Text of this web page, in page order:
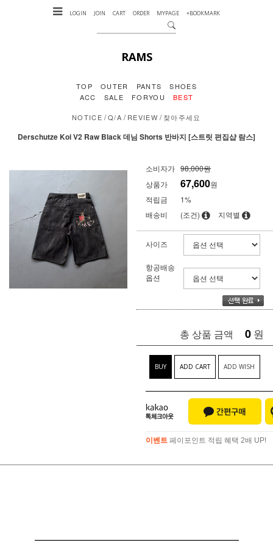
LOGIN JOIN CART ORDER MYPAGE +BOOKMARK
RAMS
TOP OUTER PANTS
SHOES
ACC
SALE FORYOU BEST
NOTICE /Q/A /REVIEW /찾아주세요
Derschutze Koi V2 Raw Black 데님 Shorts 반바지 [스트릿 편집샵 람스]
소비자가 98,000원
상품가
67,600원
적립금
1%
배송비
(조건) 지역별
사이즈
항공배송
옵션
총 상품 금액 0 원
BUY ADD CART ADD WISH
이벤트 페이포인트 적립 혜택 2배 UP!